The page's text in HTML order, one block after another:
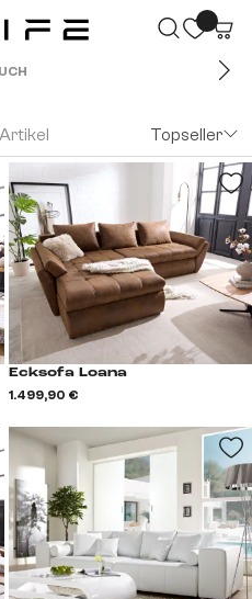
Topseller
Ecksofa Loana
1.499,90 €